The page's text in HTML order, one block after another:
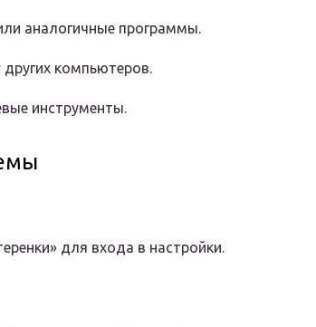
аналогичные программы.
компьютеров.
инструменты.
для входа в настройки.